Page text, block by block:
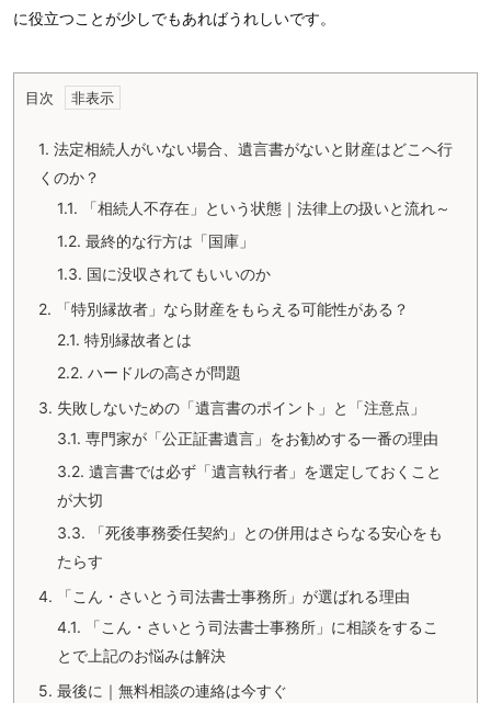
に役立つことが少しでもあればうれしいです。
目次
1. 法定相続人がいない場合、遺言書がないと財産はどこへ行
くのか？
1.1. 「相続人不存在」という状態｜法律上の扱いと流れ～
1.2. 最終的な行方は「国庫」
1.3. 国に没収されてもいいのか
2. 「特別縁故者」なら財産をもらえる可能性がある？
2.1. 特別縁故者とは
2.2. ハードルの高さが問題
3. 失敗しないための「遺言書のポイント」と「注意点」
3.1. 専門家が「公正証書遺言」をお勧めする一番の理由
3.2. 遺言書では必ず「遺言執行者」を選定しておくこと
が大切
3.3. 「死後事務委任契約」との併用はさらなる安心をも
たらす
4. 「こん・さいとう司法書士事務所」が選ばれる理由
4.1. 「こん・さいとう司法書士事務所」に相談をするこ
とで上記のお悩みは解決
5. 最後に｜無料相談の連絡は今すぐ